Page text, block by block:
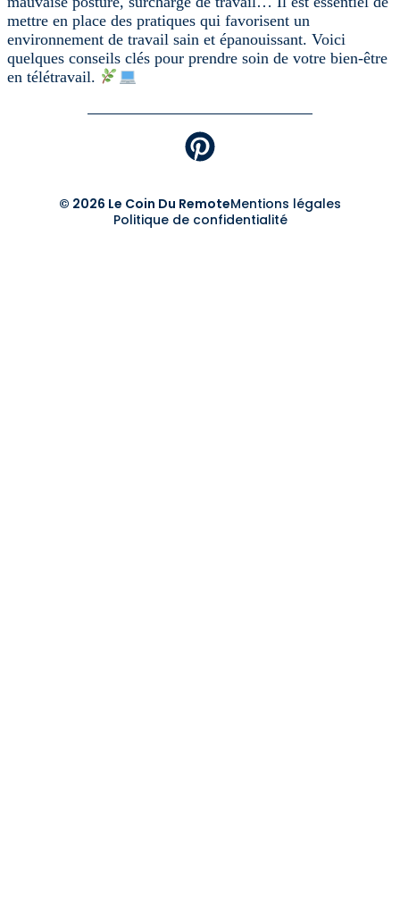
mettre en place des pratiques qui favorisent un
environnement de travail sain et épanouissant. Voici
quelques conseils clés pour prendre soin de votre bien-être
en télétravail.
© 2026 Le Coin Du RemoteMentions légales
Politique de confidentialité